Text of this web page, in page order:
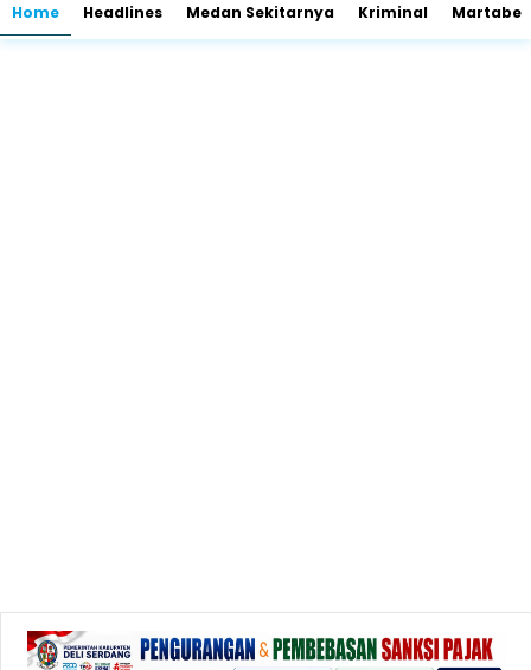
Home Headlines Medan Sekitarnya Kriminal Martabe